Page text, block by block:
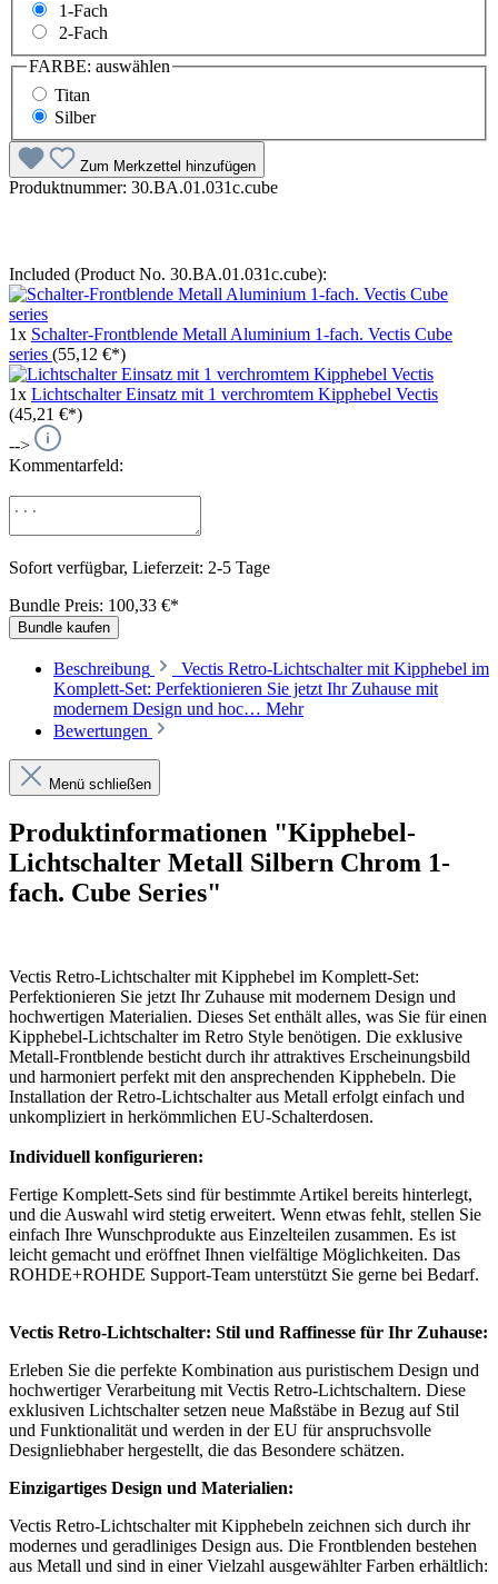
1-Fach
2-Fach
FARBE: auswählen
Titan
Silber
Zum Merkzettel hinzufügen
Produktnummer: 30.BA.01.031c.cube
Included (Product No. 30.BA.01.031c.cube):
1x Schalter-Frontblende Metall Aluminium 1-fach. Vectis Cube
series (55,12 €*)
1x Lichtschalter Einsatz mit 1 verchromtem Kipphebel Vectis
(45,21 €*)
-->
Kommentarfeld:
Sofort verfügbar, Lieferzeit: 2-5 Tage
Bundle Preis: 100,33 €*
Bundle kaufen
Beschreibung
Vectis Retro-Lichtschalter mit Kipphebel im
Komplett-Set: Perfektionieren Sie jetzt Ihr Zuhause mit
modernem Design und hoc… Mehr
Bewertungen
Menü schließen
Produktinformationen "Kipphebel-
Lichtschalter Metall Silbern Chrom 1-
fach. Cube Series"
Vectis Retro-Lichtschalter mit Kipphebel im Komplett-Set:
Perfektionieren Sie jetzt Ihr Zuhause mit modernem Design und
hochwertigen Materialien. Dieses Set enthält alles, was Sie für einen
Kipphebel-Lichtschalter im Retro Style benötigen. Die exklusive
Metall-Frontblende besticht durch ihr attraktives Erscheinungsbild
und harmoniert perfekt mit den ansprechenden Kipphebeln. Die
Installation der Retro-Lichtschalter aus Metall erfolgt einfach und
unkompliziert in herkömmlichen EU-Schalterdosen.
Individuell konfigurieren:
Fertige Komplett-Sets sind für bestimmte Artikel bereits hinterlegt,
und die Auswahl wird stetig erweitert. Wenn etwas fehlt, stellen Sie
einfach Ihre Wunschprodukte aus Einzelteilen zusammen. Es ist
leicht gemacht und eröffnet Ihnen vielfältige Möglichkeiten. Das
ROHDE+ROHDE Support-Team unterstützt Sie gerne bei Bedarf.
Vectis Retro-Lichtschalter: Stil und Raffinesse für Ihr Zuhause:
Erleben Sie die perfekte Kombination aus puristischem Design und
hochwertiger Verarbeitung mit Vectis Retro-Lichtschaltern. Diese
exklusiven Lichtschalter setzen neue Maßstäbe in Bezug auf Stil
und Funktionalität und werden in der EU für anspruchsvolle
Designliebhaber hergestellt, die das Besondere schätzen.
Einzigartiges Design und Materialien:
Vectis Retro-Lichtschalter mit Kipphebeln zeichnen sich durch ihr
modernes und geradliniges Design aus. Die Frontblenden bestehen
aus Metall und sind in einer Vielzahl ausgewählter Farben erhältlich: